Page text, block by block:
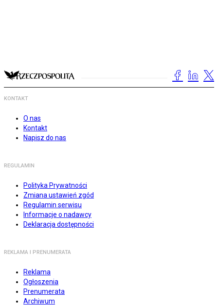
KONTAKT
O nas
Kontakt
Napisz do nas
REGULAMIN
Polityka Prywatności
Zmiana ustawień zgód
Regulamin serwisu
Informacje o nadawcy
Deklaracja dostępności
REKLAMA I PRENUMERATA
Reklama
Ogłoszenia
Prenumerata
Archiwum